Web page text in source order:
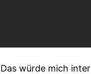
Das würde mich